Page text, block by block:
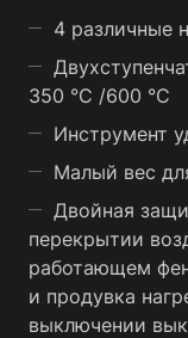
4 различные
350 °C /600 °C
Инструмент
Малый вес
Двойная
перекрытии
работающем
и продувка
выключении